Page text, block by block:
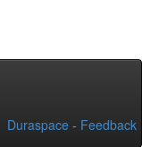
Duraspace - Feedback